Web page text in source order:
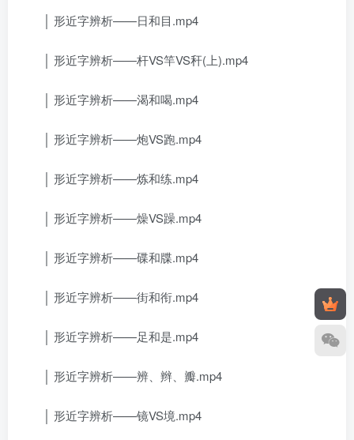
│ 形近字辨析——日和目.mp4
│ 形近字辨析——杆VS竿VS秆(上).mp4
│ 形近字辨析——渴和喝.mp4
│ 形近字辨析——炮VS跑.mp4
│ 形近字辨析——炼和练.mp4
│ 形近字辨析——燥VS躁.mp4
│ 形近字辨析——碟和牒.mp4
│ 形近字辨析——街和衔.mp4
│ 形近字辨析——足和是.mp4
│ 形近字辨析——辨、辫、瓣.mp4
│ 形近字辨析——镜VS境.mp4